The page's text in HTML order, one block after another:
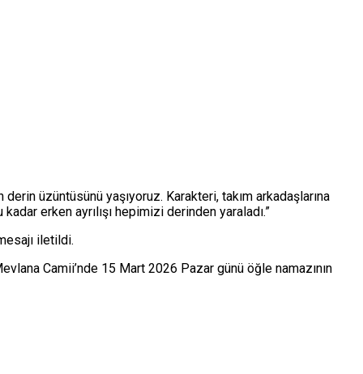
üzüntüsünü yaşıyoruz. Karakteri, takım arkadaşlarına
erken ayrılışı hepimizi derinden yaraladı.”
iletildi.
Camii’nde 15 Mart 2026 Pazar günü öğle namazının